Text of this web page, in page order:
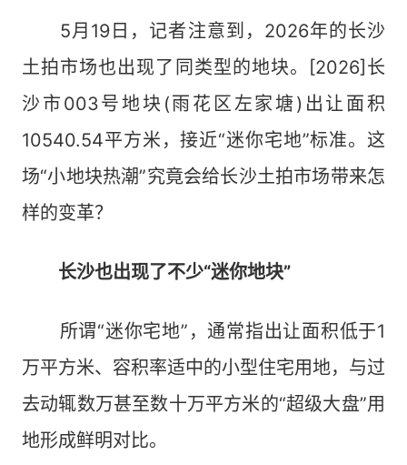
5月19日，记者注意到，2026年的长沙
土拍市场也出现了同类型的地块。[2026]长
沙市003号地块(雨花区左家塘)出让面积
10540.54平方米，接近“迷你宅地”标准。这
场“小地块热潮”究竟会给长沙土拍市场带来怎
样的变革？
长沙也出现了不少“迷你地块”
所谓“迷你宅地”，通常指出让面积低于1
万平方米、容积率适中的小型住宅用地，与过
去动辄数万甚至数十万平方米的“超级大盘”用
地形成鲜明对比。